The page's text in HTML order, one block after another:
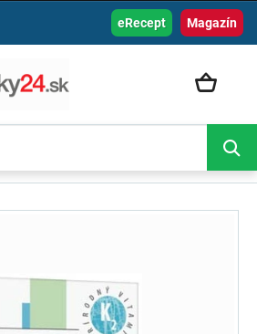
Magazín
eRecept